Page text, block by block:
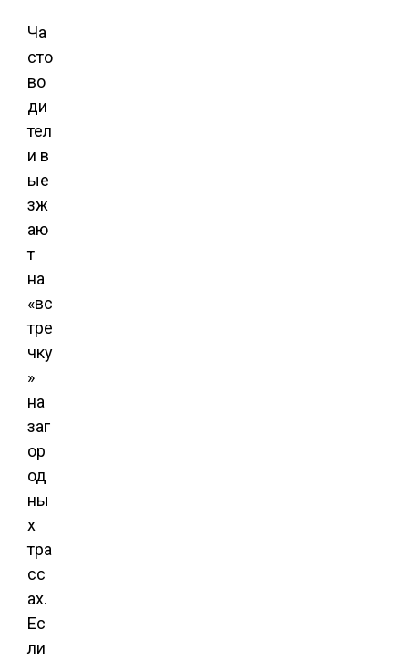
Ча
сто
во
ди
тел
и в
ые
зж
аю
т
на
«вс
тре
чку
»
на
заг
ор
од
ны
х
тра
сс
ах.
Ес
ли